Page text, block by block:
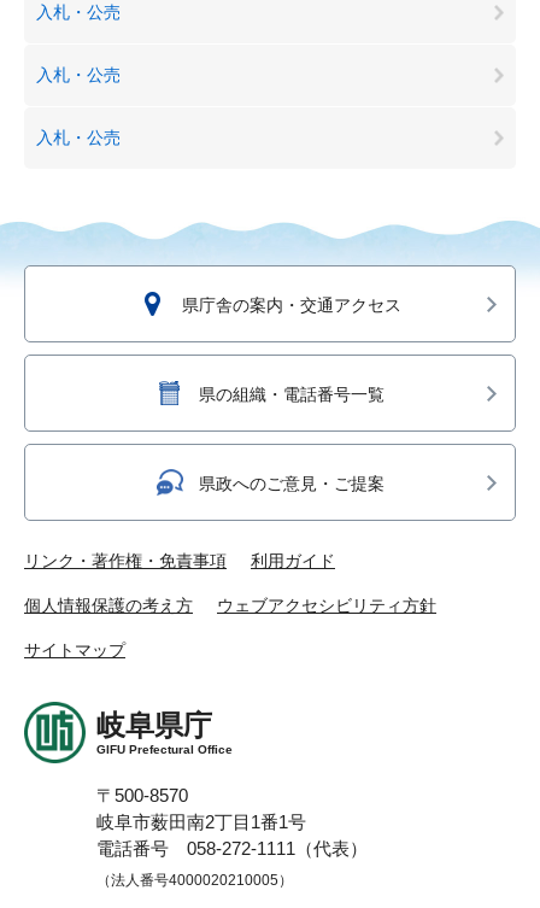
入札・公売
入札・公売
入札・公売
県庁舎の案内・交通アクセス
県の組織・電話番号一覧
県政へのご意見・ご提案
リンク・著作権・免責事項 利用ガイド
個人情報保護の考え方 ウェブアクセシビリティ方針
サイトマップ
岐阜県庁
GIFU Prefectural Office
〒500-8570
岐阜市薮田南2丁目1番1号
電話番号 058-272-1111（代表）
（法人番号4000020210005）